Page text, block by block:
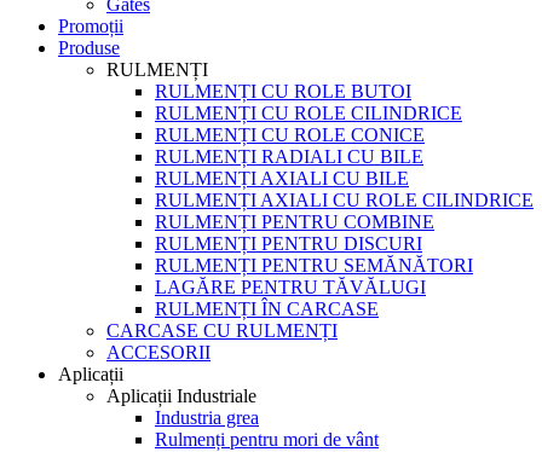
Gates
Promoții
Produse
RULMENȚI
RULMENȚI CU ROLE BUTOI
RULMENȚI CU ROLE CILINDRICE
RULMENȚI CU ROLE CONICE
RULMENȚI RADIALI CU BILE
RULMENȚI AXIALI CU BILE
RULMENȚI AXIALI CU ROLE CILINDRICE
RULMENȚI PENTRU COMBINE
RULMENȚI PENTRU DISCURI
RULMENȚI PENTRU SEMĂNĂTORI
LAGĂRE PENTRU TĂVĂLUGI
RULMENȚI ÎN CARCASE
CARCASE CU RULMENȚI
ACCESORII
Aplicații
Aplicații Industriale
Industria grea
Rulmenți pentru mori de vânt